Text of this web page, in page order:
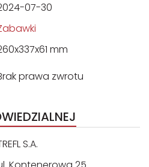
07-30
mm
prawa zwrotu
S.A.